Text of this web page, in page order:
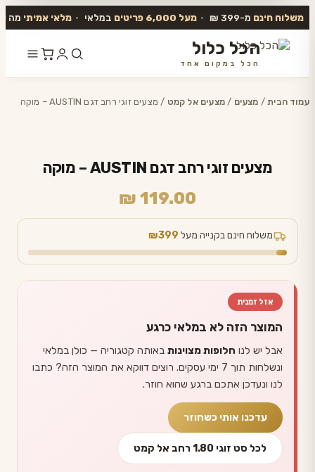
משלוח חינם מ-399 ₪ • מעל 6,000 פריטים במלאי • מלאי אמיתי מה
הכל כלול
הכל במקום אחד
לתוכן
עמוד הבית/ מצעים /מצעים אל קמט / מצעים זוגי רחב דגם AUSTIN – מוקה
מצעים זוגי רחב דגם AUSTIN – מוקה
₪ 119.00
משלוח חינם בקנייה מעל ₪399
אזל זמנית
המוצר הזה לא במלאי כרגע
אבל יש לנו חלופות מצוינות באותה קטגוריה — כולן במלאי
ונשלחות תוך 7 ימי עסקים. רוצים דווקא את המוצר הזה? כתבו
לנו ונעדכן אתכם ברגע שהוא חוזר.
עדכנו אותי כשחוזר
לכל סט זוגי 1.80 רחב אל קמט